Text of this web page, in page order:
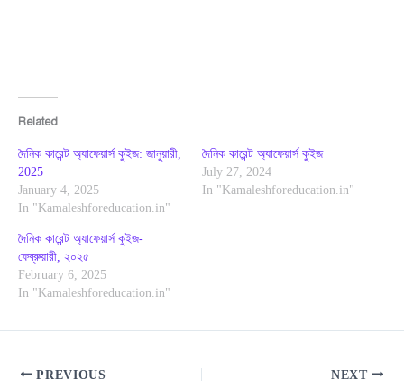
Related
দৈনিক কারেন্ট অ্যাফেয়ার্স কুইজ: জানুয়ারী,
2025
January 4, 2025
In "Kamaleshforeducation.in"
দৈনিক কারেন্ট অ্যাফেয়ার্স কুইজ
July 27, 2024
In "Kamaleshforeducation.in"
দৈনিক কারেন্ট অ্যাফেয়ার্স কুইজ-
ফেব্রুয়ারী, ২০২৫
February 6, 2025
In "Kamaleshforeducation.in"
PREVIOUS NEXT